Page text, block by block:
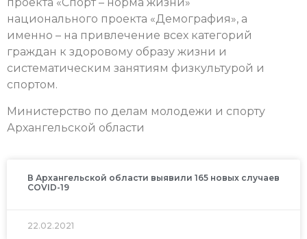
национального проекта «Демография», а
именно – на привлечение всех категорий
граждан к здоровому образу жизни и
систематическим занятиям физкультурой и
спортом.
Министерство по делам молодежи и спорту
Архангельской области
В Архангельской области выявили 165 новых случаев
COVID-19
22.02.2021